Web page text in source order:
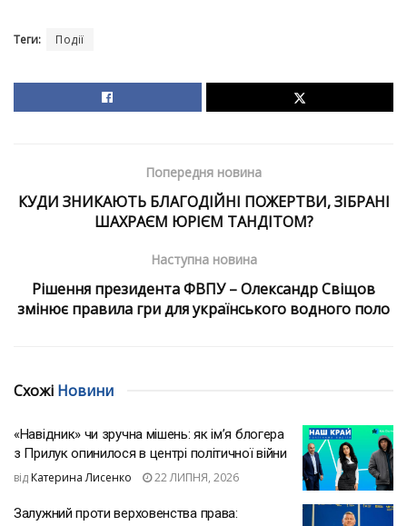
Теги: Події
Попередня новина
КУДИ ЗНИКАЮТЬ БЛАГОДІЙНІ ПОЖЕРТВИ, ЗІБРАНІ
ШАХРАЄМ ЮРІЄМ ТАНДІТОМ?
Наступна новина
Рішення президента ФВПУ – Олександр Свіщов
змінює правила гри для українського водного поло
Схожі Новини
«Навідник» чи зручна мішень: як ім’я блогера
з Прилук опинилося в центрі політичної війни
від Катерина Лисенко 22 ЛИПНЯ, 2026
Залужний проти верховенства права: